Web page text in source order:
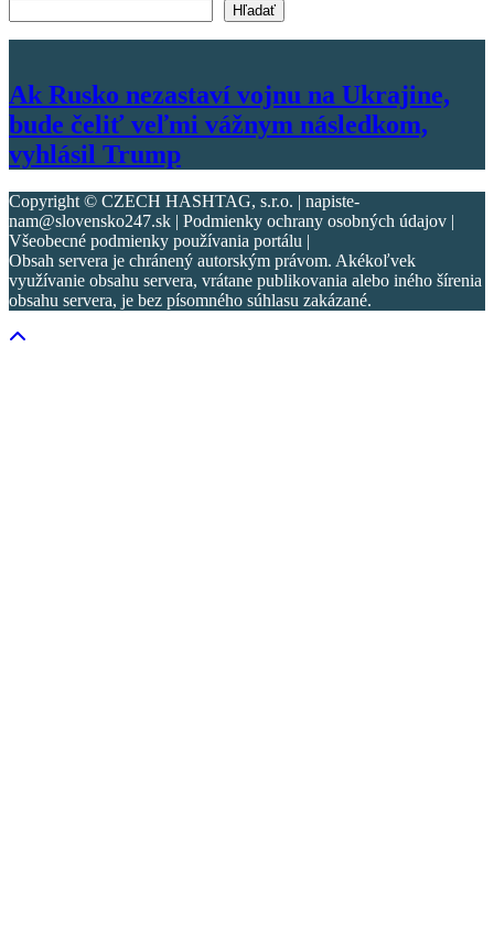
Hľadať
Ak Rusko nezastaví vojnu na Ukrajine,
bude čeliť veľmi vážnym následkom,
vyhlásil Trump
Copyright © CZECH HASHTAG, s.r.o. | napiste-
nam@slovensko247.sk | Podmienky ochrany osobných údajov |
Všeobecné podmienky používania portálu |
Obsah servera je chránený autorským právom. Akékoľvek
využívanie obsahu servera, vrátane publikovania alebo iného šírenia
obsahu servera, je bez písomného súhlasu zakázané.